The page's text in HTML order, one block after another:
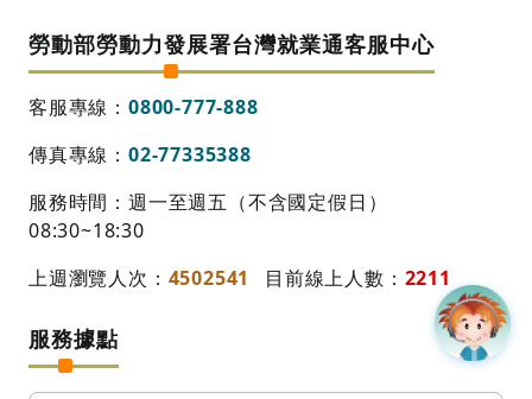
勞動部勞動力發展署台灣就業通客服中心
客服專線： 0800-777-888
傳真專線： 02-77335388
服務時間：週一至週五（不含國定假日）
08:30~18:30
上週瀏覽人次： 4502541 目前線上人數： 2211
服務據點